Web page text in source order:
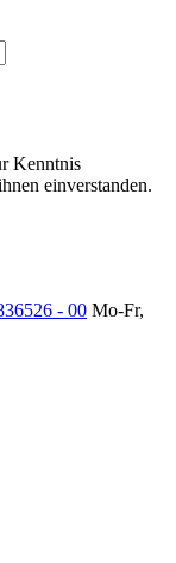
Kenntnis
einverstanden.
- 00 Mo-Fr,